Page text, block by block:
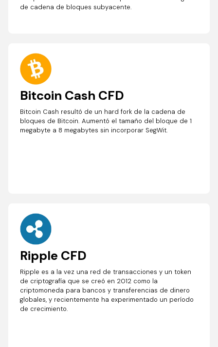
de cadena de bloques subyacente.
Bitcoin Cash CFD
Bitcoin Cash resultó de un hard fork de la cadena de
bloques de Bitcoin. Aumentó el tamaño del bloque de 1
megabyte a 8 megabytes sin incorporar SegWit.
Ripple CFD
Ripple es a la vez una red de transacciones y un token
de criptografía que se creó en 2012 como la
criptomoneda para bancos y transferencias de dinero
globales, y recientemente ha experimentado un período
de crecimiento.